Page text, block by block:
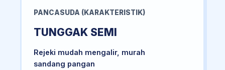
PANCASUDA (KARAKTERISTIK)
TUNGGAK SEMI
Rejeki mudah mengalir, murah
sandang pangan